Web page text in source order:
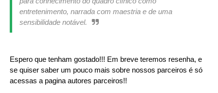
entretenimento, narrada com maestria e de uma
sensibilidade notável.
Espero que tenham gostado!!! Em breve teremos resenha, e
se quiser saber um pouco mais sobre nossos parceiros é só
acessas a pagina autores parceiros!!